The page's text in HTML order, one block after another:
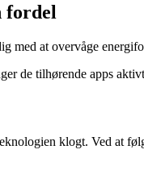
fordel
med at overvåge
de tilhørende apps
klogt. Ved at